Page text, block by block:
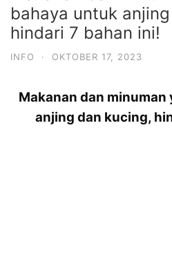
bahaya untuk
hindari 7 bahan ini!
INFO · OKTOBER 17, 2023
Makanan dan
anjing dan kucing,